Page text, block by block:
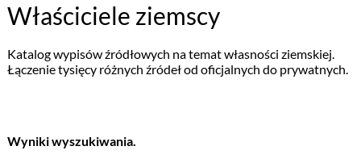
Właściciele ziemscy
Katalog wypisów źródłowych na temat własności ziemskiej.
Łączenie tysięcy różnych źródeł od oficjalnych do prywatnych.
Wyniki wyszukiwania.